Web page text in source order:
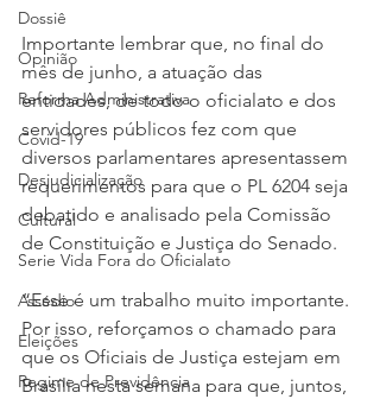
Dossiê
Opinião
Reforma Administrativa
Covid-19
Desjudicialização
Cultural
Serie Vida Fora do Oficialato
Assédio
Eleições
Regime de Previdência
Importante lembrar que, no final do
mês de junho, a atuação das
entidades, de todo o oficialato e dos
servidores públicos fez com que
diversos parlamentares apresentassem
requerimentos para que o PL 6204 seja
debatido e analisado pela Comissão
de Constituição e Justiça do Senado.
“Esse é um trabalho muito importante.
Por isso, reforçamos o chamado para
que os Oficiais de Justiça estejam em
Brasília nesta semana para que, juntos,